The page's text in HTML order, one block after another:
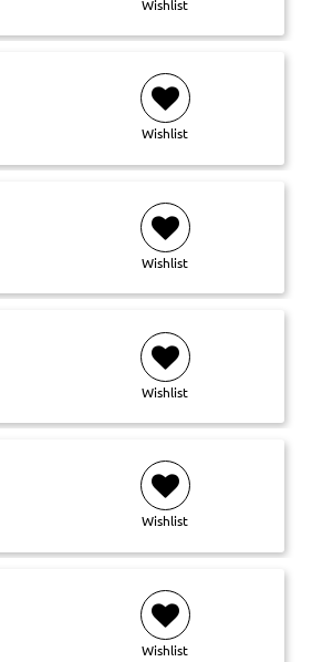
Wishlist
Wishlist
Wishlist
Wishlist
Wishlist
Wishlist